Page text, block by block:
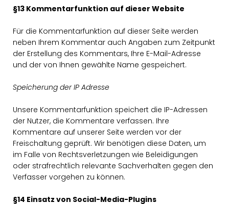
§13 Kommentarfunktion auf dieser Website
Für die Kommentarfunktion auf dieser Seite werden
neben Ihrem Kommentar auch Angaben zum Zeitpunkt
der Erstellung des Kommentars, Ihre E-Mail-Adresse
und der von Ihnen gewählte Name gespeichert.
Speicherung der IP Adresse
Unsere Kommentarfunktion speichert die IP-Adressen
der Nutzer, die Kommentare verfassen. Ihre
Kommentare auf unserer Seite werden vor der
Freischaltung geprüft. Wir benötigen diese Daten, um
im Falle von Rechtsverletzungen wie Beleidigungen
oder strafrechtlich relevante Sachverhalten gegen den
Verfasser vorgehen zu können.
§14 Einsatz von Social-Media-Plugins